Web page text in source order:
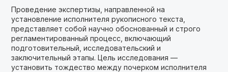
Проведение экспертизы, направленной на
установление исполнителя рукописного текста,
представляет собой научно обоснованный и строго
регламентированный процесс, включающий
подготовительный, исследовательский и
заключительный этапы. Цель исследования —
установить тождество между почерком исполнителя